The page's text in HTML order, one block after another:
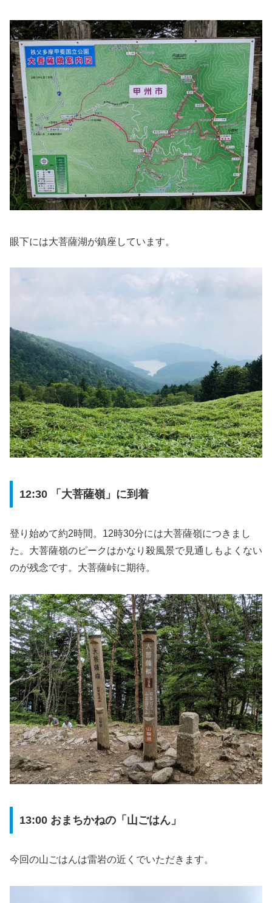
眼下には大菩薩湖が鎮座しています。
12:30 「大菩薩嶺」に到着
登り始めて約2時間。12時30分には大菩薩嶺につきまし
た。大菩薩嶺のピークはかなり殺風景で見通しもよくない
のが残念です。大菩薩峠に期待。
13:00 おまちかねの「山ごはん」
今回の山ごはんは雷岩の近くでいただきます。